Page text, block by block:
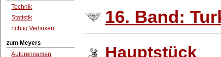
Technik
Statistik
richtig Verlinken
zum Meyers
Autorennamen
16. Band:
Hauptstück